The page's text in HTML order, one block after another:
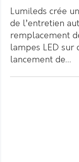
Lumileds crée
de l’entretien
remplacement
lampes LED sur
lancement de…